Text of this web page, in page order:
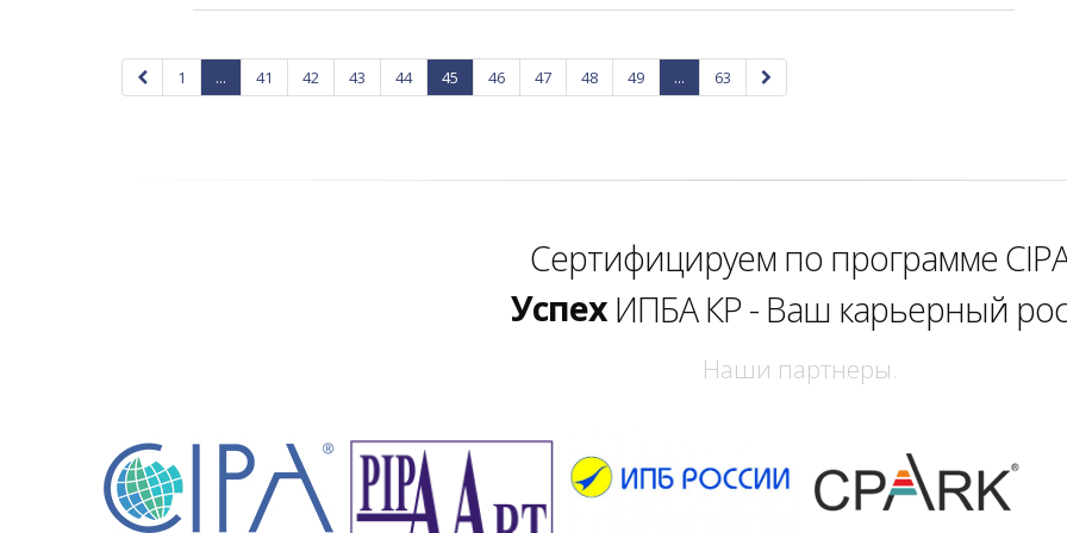
1 ... 41 42 43 44 45 46 47 48 49 ... 63
Сертифицируем по программе
Уверенность
Успех
Самореализация
ИПБА КР - Ваш карьерный
Наши партнеры.